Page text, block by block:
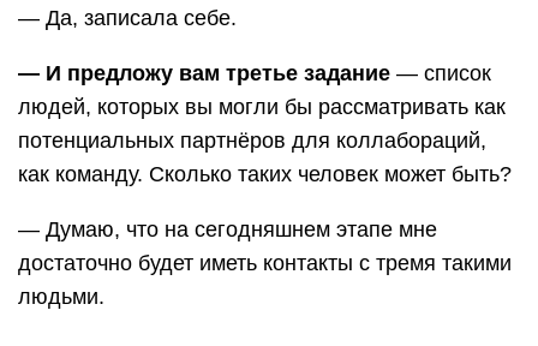
— Да, записала себе.
— И предложу вам третье задание — список
людей, которых вы могли бы рассматривать как
потенциальных партнёров для коллабораций,
как команду. Сколько таких человек может быть?
— Думаю, что на сегодняшнем этапе мне
достаточно будет иметь контакты с тремя такими
людьми.